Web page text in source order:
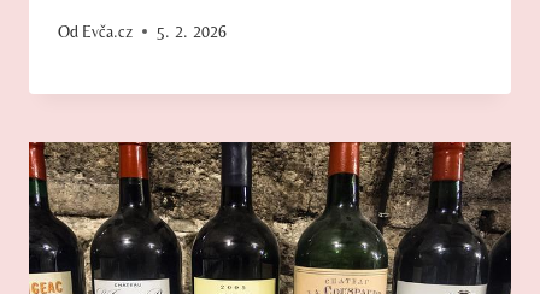
Od Evča.cz 5. 2. 2026